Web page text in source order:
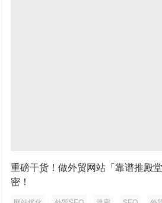
重磅干货！做外贸网站「靠谱推殿
密！